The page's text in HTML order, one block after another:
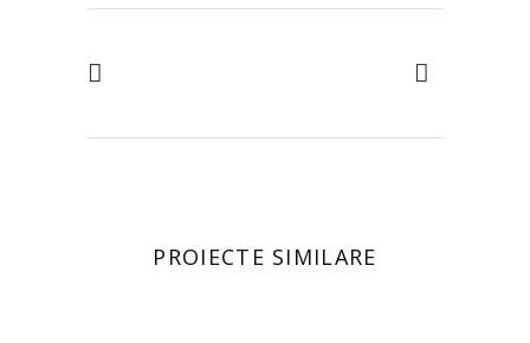
PROIECTE SIMILARE